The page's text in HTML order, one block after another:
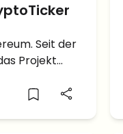
Seit der
Projekt
20 Token